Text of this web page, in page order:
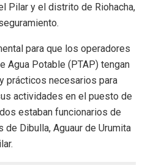
Pilar y el distrito de Riohacha,
para que los operadores
Agua Potable (PTAP) tengan
prácticos necesarios para
actividades en el puesto de
estaban funcionarios de
de Dibulla, Aguaur de Urumita